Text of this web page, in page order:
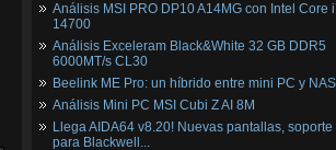
Análisis MSI PRO DP10 A14MG con Intel Core
14700
Análisis Exceleram Black&White 32 GB DDR5
6000MT/s CL30
Beelink ME Pro: un híbrido entre mini PC y NAS
Análisis Mini PC MSI Cubi Z AI 8M
Llega AIDA64 v8.20! Nuevas pantallas, soporte
para Blackwell...